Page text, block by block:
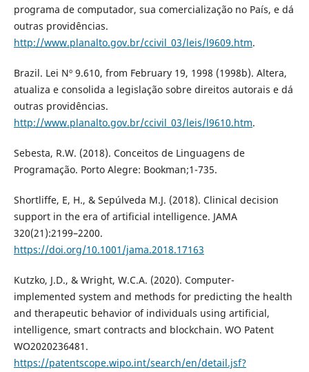
programa de computador, sua comercialização no País, e dá
outras providências.
http://www.planalto.gov.br/ccivil_03/leis/l9609.htm.
Brazil. Lei Nº 9.610, from February 19, 1998 (1998b). Altera,
atualiza e consolida a legislação sobre direitos autorais e dá
outras providências.
http://www.planalto.gov.br/ccivil_03/leis/l9610.htm.
Sebesta, R.W. (2018). Conceitos de Linguagens de
Programação. Porto Alegre: Bookman;1-735.
Shortliffe, E, H., & Sepúlveda M.J. (2018). Clinical decision
support in the era of artificial intelligence. JAMA
320(21):2199–2200.
https://doi.org/10.1001/jama.2018.17163
Kutzko, J.D., & Wright, W.C.A. (2020). Computer-
implemented system and methods for predicting the health
and therapeutic behavior of individuals using artificial,
intelligence, smart contracts and blockchain. WO Patent
WO2020236481.
https://patentscope.wipo.int/search/en/detail.jsf?